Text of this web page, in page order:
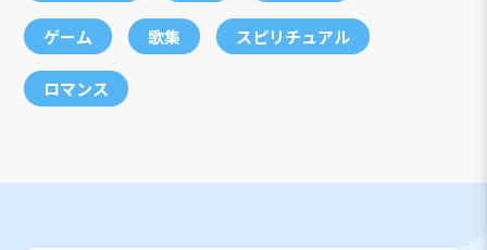
ゲーム 歌集 スピリチュアル
ロマンス